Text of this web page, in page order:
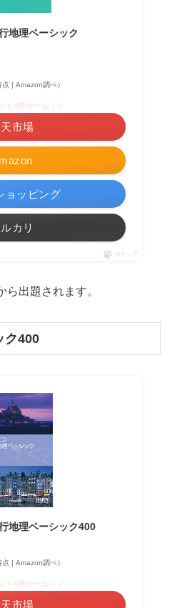
地理ベーシック
| Amazon調べ）
ト4倍セール！／
市場
ョッピング
ルカリ
ポチップ
出題されます。
ク400
地理ベーシック400
| Amazon調べ）
ト4倍セール！／
市場